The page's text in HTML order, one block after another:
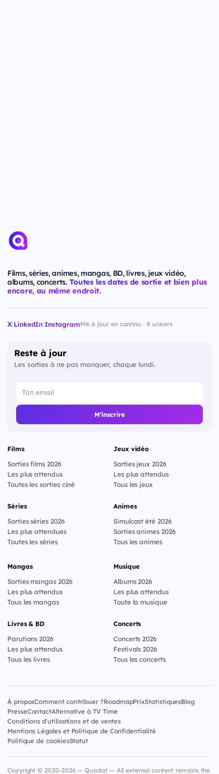
Films, séries, animes, mangas, BD, livres, jeux vidéo,
albums, concerts. Toutes les dates de sortie et bien plus
encore, au même endroit.
X|LinkedIn|InstagramMis à jour en continu · 8 univers
Reste à jour
Les sorties à ne pas manquer, chaque lundi.
M'inscrire
Films
Sorties films 2026
Les plus attendus
Toutes les sorties ciné
Séries
Sorties séries 2026
Les plus attendues
Toutes les séries
Jeux vidéo
Sorties jeux 2026
Les plus attendus
Tous les jeux
Animes
Simulcast été 2026
Sorties animes 2026
Tous les animes
Mangas
Sorties mangas 2026
Les plus attendus
Tous les mangas
Livres & BD
Parutions 2026
Les plus attendus
Tous les livres
Musique
Albums 2026
Les plus attendus
Toute la musique
Concerts
Concerts 2026
Festivals 2026
Tous les concerts
À proposComment contribuer ?RoadmapPrixStatistiquesBlog
PresseContactAlternative à TV Time
Conditions d'utilisations et de ventes
Mentions Légales et Politique de Confidentialité
Politique de cookiesStatut
Copyright © 2020-2026 — Quodat — All external content remains the